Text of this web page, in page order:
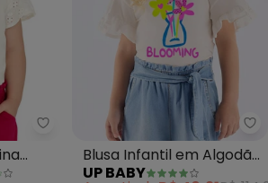
Colorittá - Blusa Infantil
Blusa Infantil em Algodão
(Branco)
UP BABY